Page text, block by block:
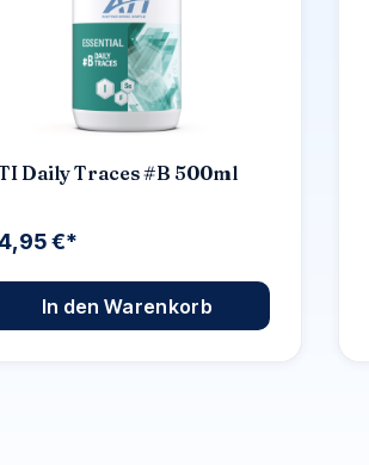
Daily Traces #B 500ml
€*
In den Warenkorb